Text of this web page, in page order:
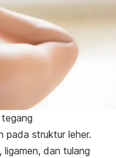
pada struktur leher.
dan tulang